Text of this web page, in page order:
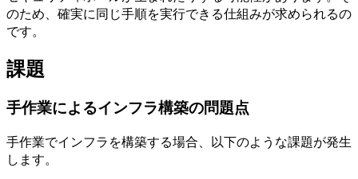
のため、確実に同じ手順を実行できる仕組みが求められるの
です。
課題
手作業によるインフラ構築の問題点
手作業でインフラを構築する場合、以下のような課題が発生
します。